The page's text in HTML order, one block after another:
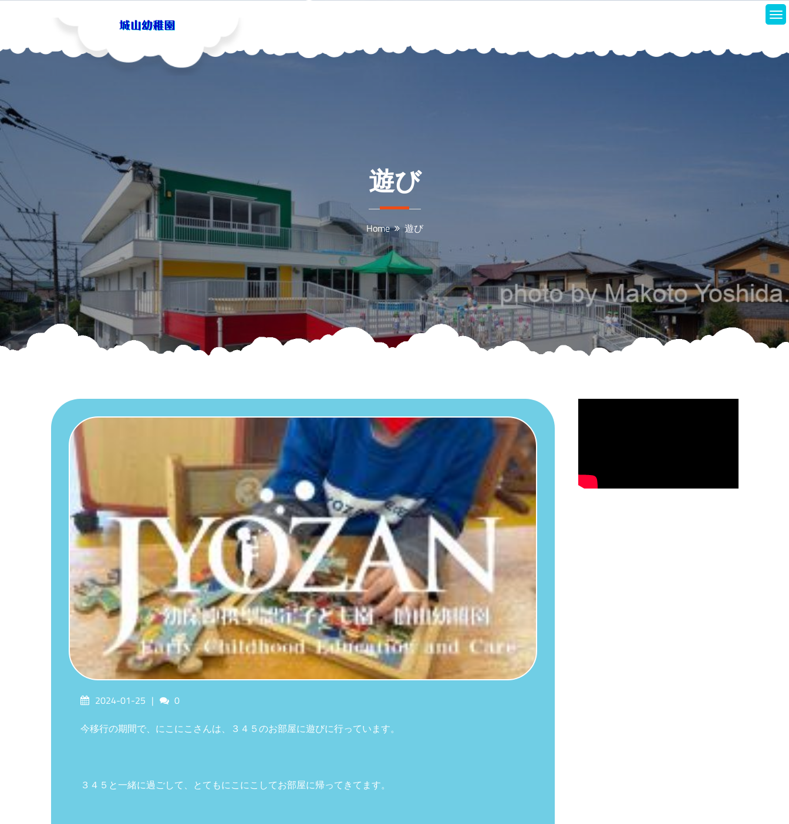
遊び
Home 遊び
Posted2024-01-25 Comments
0
今移行の期間で、にこにこさんは、３４５のお部屋に遊びに行っています。
３４５と一緒に過ごして、とてもにこにこしてお部屋に帰ってきてます。